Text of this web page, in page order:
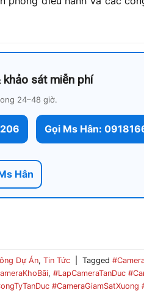
khảo sát miễn phí
24–48 giờ.
Gọi Ms Hân:
Hân
Dự Án,Tin Tức Tagged
,#LapCameraTanDuc
#CameraGiamSatXuong